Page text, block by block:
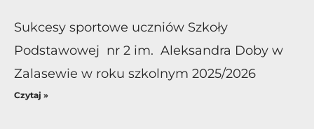
Sukcesy sportowe uczniów Szkoły
Podstawowej nr 2 im. Aleksandra Doby w
Zalasewie w roku szkolnym 2025/2026
Czytaj »